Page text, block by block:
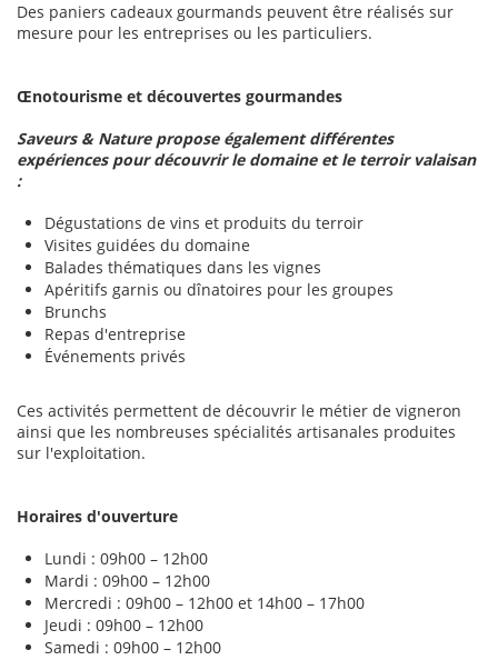
Des paniers cadeaux gourmands peuvent être réalisés sur
mesure pour les entreprises ou les particuliers.
Œnotourisme et découvertes gourmandes
Saveurs & Nature propose également différentes
expériences pour découvrir le domaine et le terroir valaisan
:
Dégustations de vins et produits du terroir
Visites guidées du domaine
Balades thématiques dans les vignes
Apéritifs garnis ou dînatoires pour les groupes
Brunchs
Repas d'entreprise
Événements privés
Ces activités permettent de découvrir le métier de vigneron
ainsi que les nombreuses spécialités artisanales produites
sur l'exploitation.
Horaires d'ouverture
Lundi : 09h00 – 12h00
Mardi : 09h00 – 12h00
Mercredi : 09h00 – 12h00 et 14h00 – 17h00
Jeudi : 09h00 – 12h00
Samedi : 09h00 – 12h00